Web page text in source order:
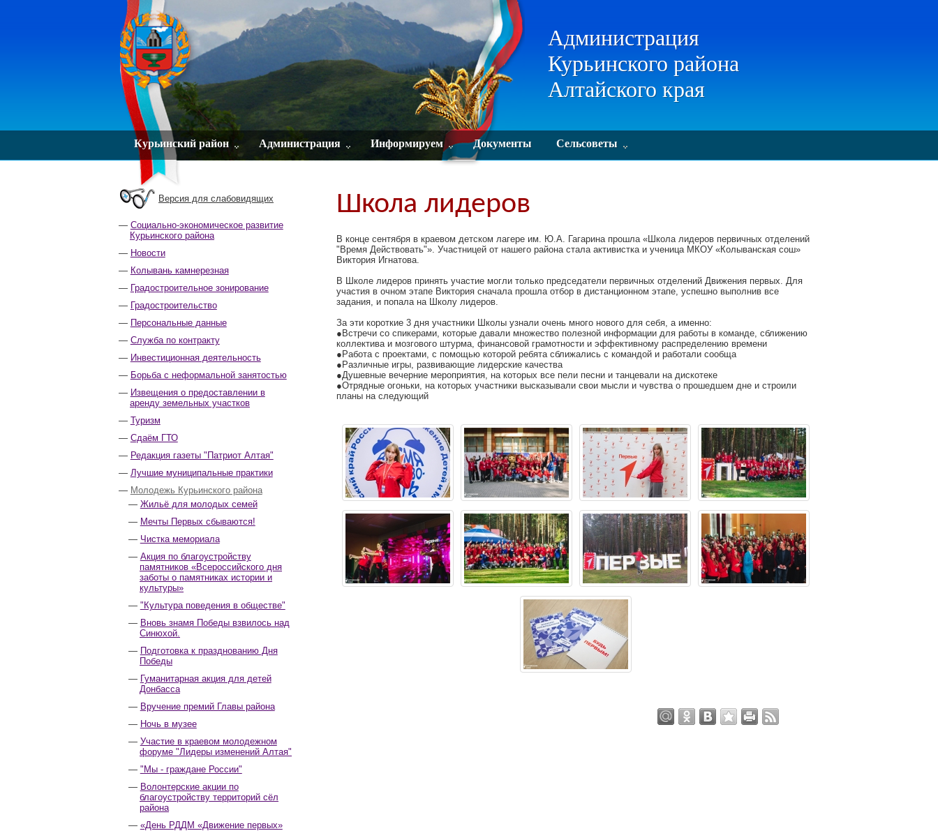
Администрация
Курьинского района
Алтайского края
Курьинский район Администрация Информируем Документы Сельсоветы
Версия для слабовидящих
Социально-экономическое развитие
Курьинского района
Новости
Колывань камнерезная
Градостроительное зонирование
Градостроительство
Персональные данные
Служба по контракту
Инвестиционная деятельность
Борьба с неформальной занятостью
Извещения о предоставлении в
аренду земельных участков
Туризм
Сдаём ГТО
Редакция газеты "Патриот Алтая"
Лучшие муниципальные практики
Молодежь Курьинского района
Жильё для молодых семей
Мечты Первых сбываются!
Чистка мемориала
Акция по благоустройству
памятников «Всероссийского дня
заботы о памятниках истории и
культуры»
"Культура поведения в обществе"
Вновь знамя Победы взвилось над
Синюхой.
Подготовка к празднованию Дня
Победы
Гуманитарная акция для детей
Донбасса
Вручение премий Главы района
Ночь в музее
Участие в краевом молодежном
форуме "Лидеры изменений Алтая"
"Мы - граждане России"
Волонтерские акции по
благоустройству территорий сёл
района
«День РДДМ «Движение первых»
Школа лидеров
В конце сентября в краевом детском лагере им. Ю.А. Гагарина прошла «Школа лидеров первичных отделений
"Время Действовать"». Участницей от нашего района стала активистка и ученица МКОУ «Колыванская сош»
Виктория Игнатова.
В Школе лидеров принять участие могли только председатели первичных отделений Движения первых. Для
участия в очном этапе Виктория сначала прошла отбор в дистанционном этапе, успешно выполнив все
задания, и попала на Школу лидеров.
За эти короткие 3 дня участники Школы узнали очень много нового для себя, а именно:
●Встречи со спикерами, которые давали множество полезной информации для работы в команде, сближению
коллектива и мозгового штурма, финансовой грамотности и эффективному распределению времени
●Работа с проектами, с помощью которой ребята сближались с командой и работали сообща
●Различные игры, развивающие лидерские качества
●Душевные вечерние мероприятия, на которых все пели песни и танцевали на дискотеке
●Отрядные огоньки, на которых участники высказывали свои мысли и чувства о прошедшем дне и строили
планы на следующий